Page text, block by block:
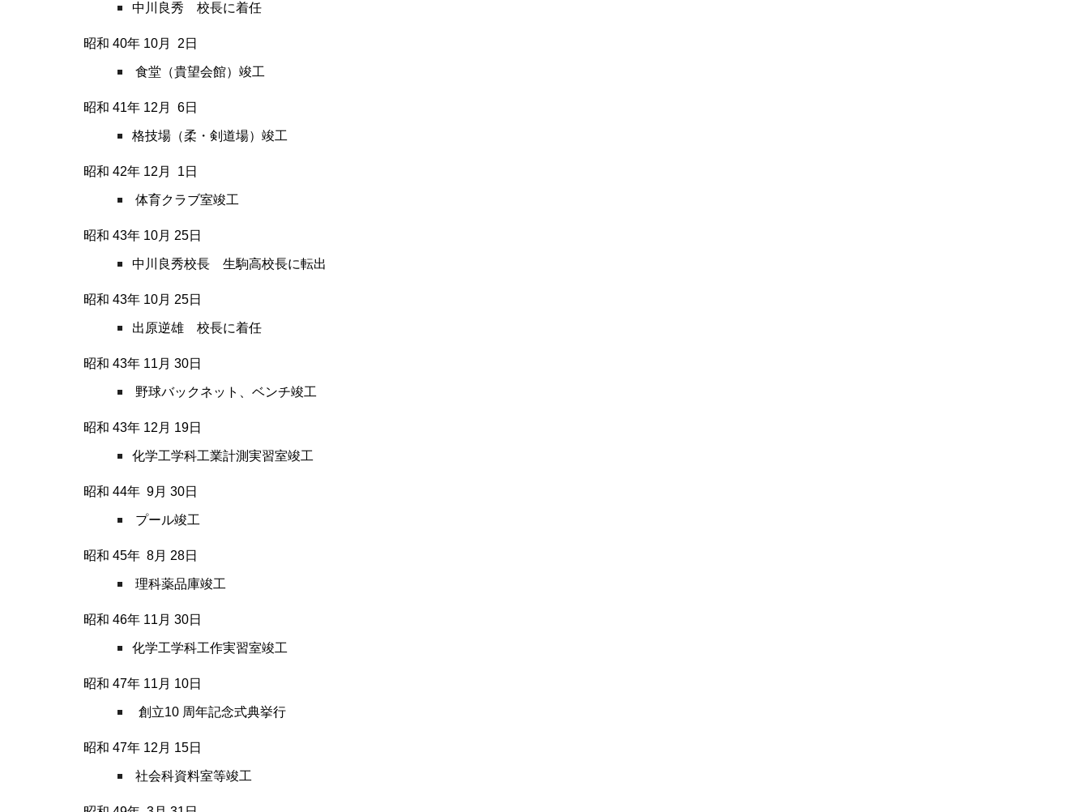
中川良秀 校長に着任
昭和 40年10月 2 日
食堂（貴望会館）竣工
昭和 41年12 月 6日
格技場（柔・剣道場）竣工
昭和 42年12 月 1 日
体育クラブ室竣工
昭和 43年10月 25日
中川良秀校長 生駒高校長に転出
昭和 43年10月 25日
出原逆雄 校長に着任
昭和 43年11 月 30日
野球バックネット、ベンチ竣工
昭和 43年12 月 19日
化学工学科工業計測実習室竣工
昭和 44年9月 30日
プール竣工
昭和 45年8月 28日
理科薬品庫竣工
昭和 46年11 月 30日
化学工学科工作実習室竣工
昭和 47年11 月 10日
創立10 周年記念式典挙行
昭和 47年12 月 15日
社会科資料室等竣工